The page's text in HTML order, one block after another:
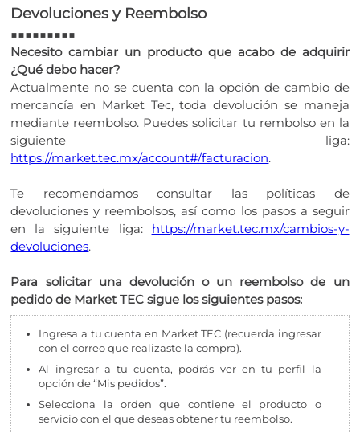
Devoluciones y Reembolso
■■■■■■■■■
Necesito cambiar un producto que acabo de adquirir
¿Qué debo hacer?
Actualmente no se cuenta con la opción de cambio de
mercancía en Market Tec, toda devolución se maneja
mediante reembolso. Puedes solicitar tu rembolso en la
siguiente liga:
https://market.tec.mx/account#/facturacion.
Te recomendamos consultar las políticas de
devoluciones y reembolsos, así como los pasos a seguir
en la siguiente liga: https://market.tec.mx/cambios-y-
devoluciones.
Para solicitar una devolución o un reembolso de un
pedido de Market TEC sigue los siguientes pasos:
Ingresa a tu cuenta en Market TEC (recuerda ingresar
con el correo que realizaste la compra).
Al ingresar a tu cuenta, podrás ver en tu perfil la
opción de “Mis pedidos”.
Selecciona la orden que contiene el producto o
servicio con el que deseas obtener tu reembolso.